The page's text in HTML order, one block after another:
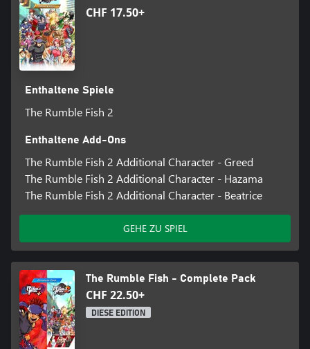
Nexus aus dem Hintergrund. Nachdem sich Brad zur Ruhe setzte,
wurde er zum Präsidenten und unterstützt nun offiziell Beatrice,
die neue Vorsitzende. Hinter den Kulissen versucht er jedoch
weiterhin, noch mächtiger zu werden.
- Beatrice
Sie ist die Enkelin des ehemaligen Vorsitzenden von Probe Nexus
und übernahm nach seinem Abtreten die Nachfolge. Sie ist
undurchdringlichen Verteidigung und mächtigen Konterangriffen,
CHF 17.50+
Enthaltene Spiele
The Rumble Fish 2
Enthaltene Add-Ons
The Rumble Fish 2 Additional Character - Greed
The Rumble Fish 2 Additional Character - Hazama
The Rumble Fish 2 Additional Character - Beatrice
GEHE ZU SPIEL
The Rumble Fish - Complete Pack
CHF 22.50+
DIESE EDITION